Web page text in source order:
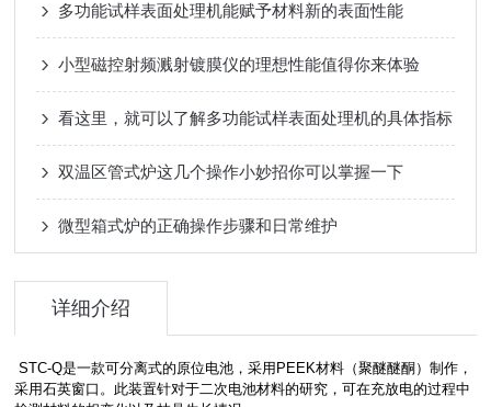
多功能试样表面处理机能赋予材料新的表面性能
小型磁控射频溅射镀膜仪的理想性能值得你来体验
看这里，就可以了解多功能试样表面处理机的具体指标
双温区管式炉这几个操作小妙招你可以掌握一下
微型箱式炉的正确操作步骤和日常维护
详细介绍
STC-Q是一款可分离式的原位电池，采用PEEK材料（聚醚醚酮）制作，
采用石英窗口。此装置针对于二次电池材料的研究，可在充放电的过程中